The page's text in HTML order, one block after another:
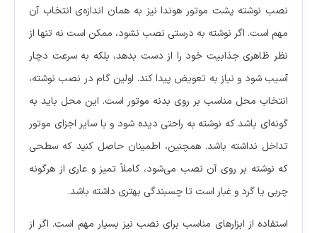
نصب نوشته پشت موتور هوندا نیز به همان اندازه‌ی انتخاب آن
مهم است. اگر نوشته به درستی نصب نشود، ممکن است نه تنها از
نظر ظاهری جذابیت خود را از دست بدهد، بلکه به سرعت دچار
آسیب شود و نیاز به تعویض پیدا کند. اولین گام در نصب نوشته،
انتخاب محل مناسب بر روی بدنه موتور است. این محل باید به
گونه‌ای باشد که نوشته به راحتی دیده شود و با سایر اجزای موتور
تداخل نداشته باشد. همچنین، اطمینان حاصل کنید که سطحی
که نوشته بر روی آن نصب می‌شود، کاملاً تمیز و عاری از هرگونه
چربی یا گرد و غبار است تا چسبندگی بهتری داشته باشد.
استفاده از ابزارهای مناسب برای نصب نیز بسیار مهم است. اگر از